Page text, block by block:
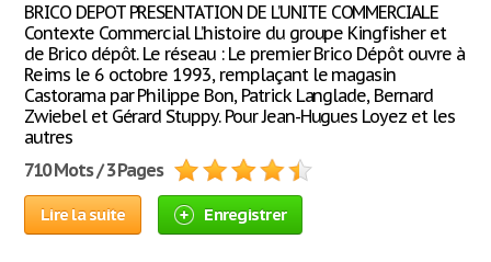
BRICO DEPOT PRESENTATION DE L’UNITE COMMERCIALE
Contexte Commercial L’histoire du groupe Kingfisher et
de Brico dépôt. Le réseau : Le premier Brico Dépôt ouvre à
Reims le 6 octobre 1993, remplaçant le magasin
Castorama par Philippe Bon, Patrick Langlade, Bernard
Zwiebel et Gérard Stuppy. Pour Jean-Hugues Loyez et les
autres
710 Mots / 3 Pages
Lire la suite Enregistrer